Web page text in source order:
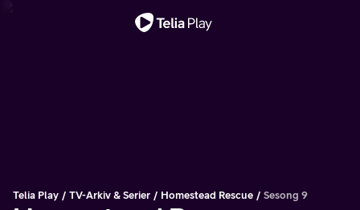
Telia Play TV-Arkiv & Serier Homestead Rescue Sesong 9